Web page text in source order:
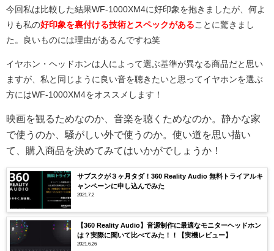
今回私は比較した結果WF-1000XM4に好印象を抱きましたが、何よ
りも私の好印象を裏付ける技術とスペックがある ことに驚きまし
た。良いものには理由があるんですね笑
イヤホン・ヘッドホンは人によって選ぶ基準が異なる商品だと思い
ますが、私と同じように良い音を聴きたいと思ってイヤホンを選ぶ
方にはWF-1000XM4をオススメします！
映画を観るためなのか、音楽を聴くためなのか。静かな家
で使うのか、騒がしい外で使うのか。使い道を思い描い
て、購入商品を決めてみてはいかがでしょうか！
サブスクが３ヶ月タダ！360 Reality Audio 無料トライアルキ
ャンペーンに申し込んでみた
2021.7.2
【360 Reality Audio】音源制作に最適なモニターヘッドホン
は？実際に聞いて比べてみた！！【実機レビュー】
2021.6.26